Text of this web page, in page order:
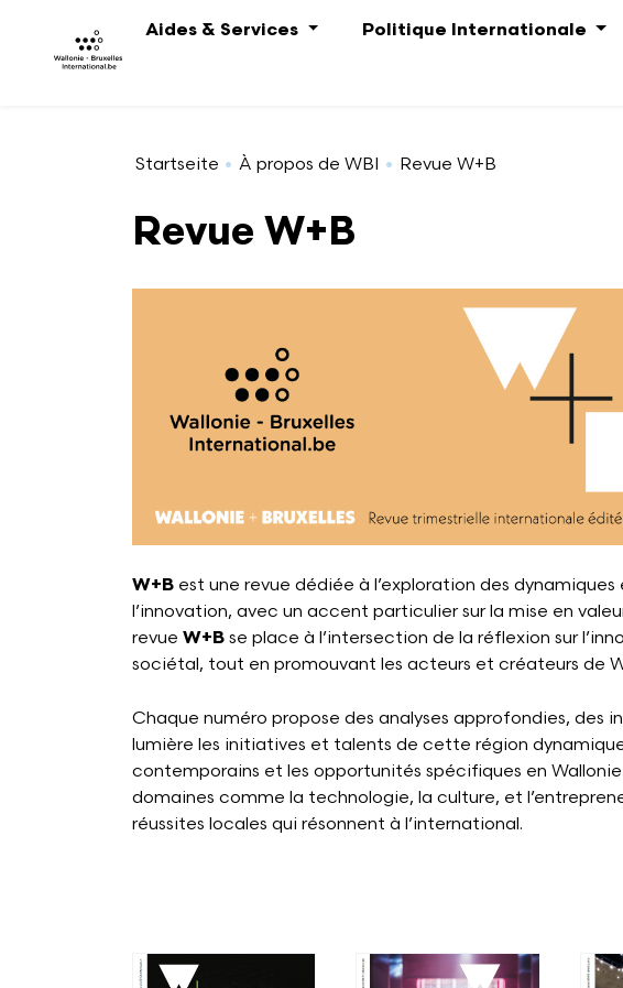
Aides & Services
Politique Internationale
Startseite À propos de WBI Revue W+B
Revue W+B
W+B est une revue dédiée à l’exploration des
l’innovation, avec un accent particulier sur la mise en
revue W+B se place à l’intersection de la réflexion sur
sociétal, tout en promouvant les acteurs et créateurs de
Chaque numéro propose des analyses approfondies, des
lumière les initiatives et talents de cette région
contemporains et les opportunités spécifiques en
domaines comme la technologie, la culture, et
réussites locales qui résonnent à l’international.
Voir plus Voir plus Voir